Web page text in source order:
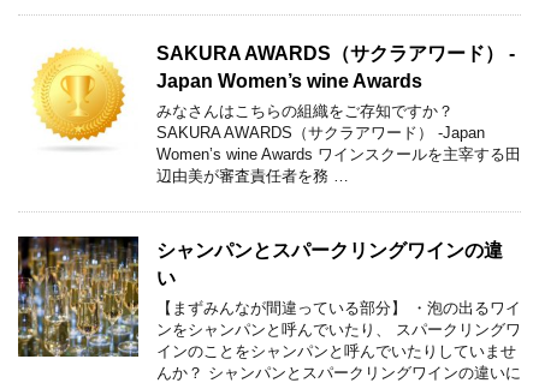
SAKURA AWARDS（サクラアワード） -
Japan Women’s wine Awards
みなさんはこちらの組織をご存知ですか？
SAKURA AWARDS（サクラアワード） -Japan
Women’s wine Awards ワインスクールを主宰する田
辺由美が審査責任者を務 …
シャンパンとスパークリングワインの違
い
【まずみんなが間違っている部分】 ・泡の出るワイ
ンをシャンパンと呼んでいたり、 スパークリングワ
インのことをシャンパンと呼んでいたりしていませ
んか？ シャンパンとスパークリングワインの違いに